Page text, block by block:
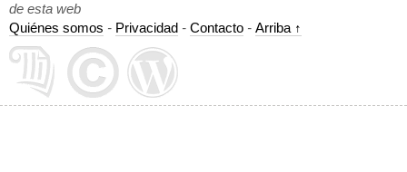
de esta web
Quiénes somos - Privacidad - Contacto - Arriba ↑